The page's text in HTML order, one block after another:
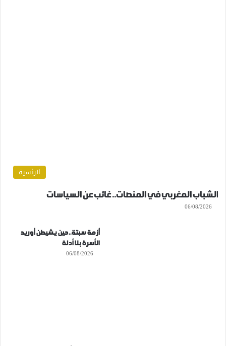
الرئسية
الشباب المغربي في المنصات.. غائب عن السياسات
06/08/2026
أزمة سبتة..حين يشيطن أوريد
الأسرة بلا أدلة
06/08/2026